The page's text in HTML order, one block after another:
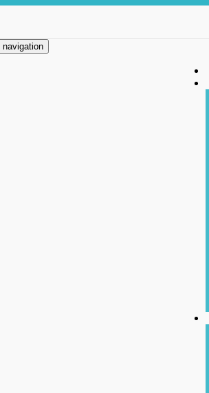
navigation